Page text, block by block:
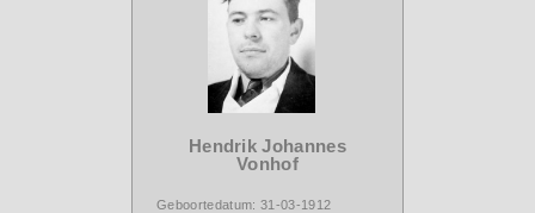
Hendrik Johannes
Vonhof
Geboortedatum: 31-03-1912